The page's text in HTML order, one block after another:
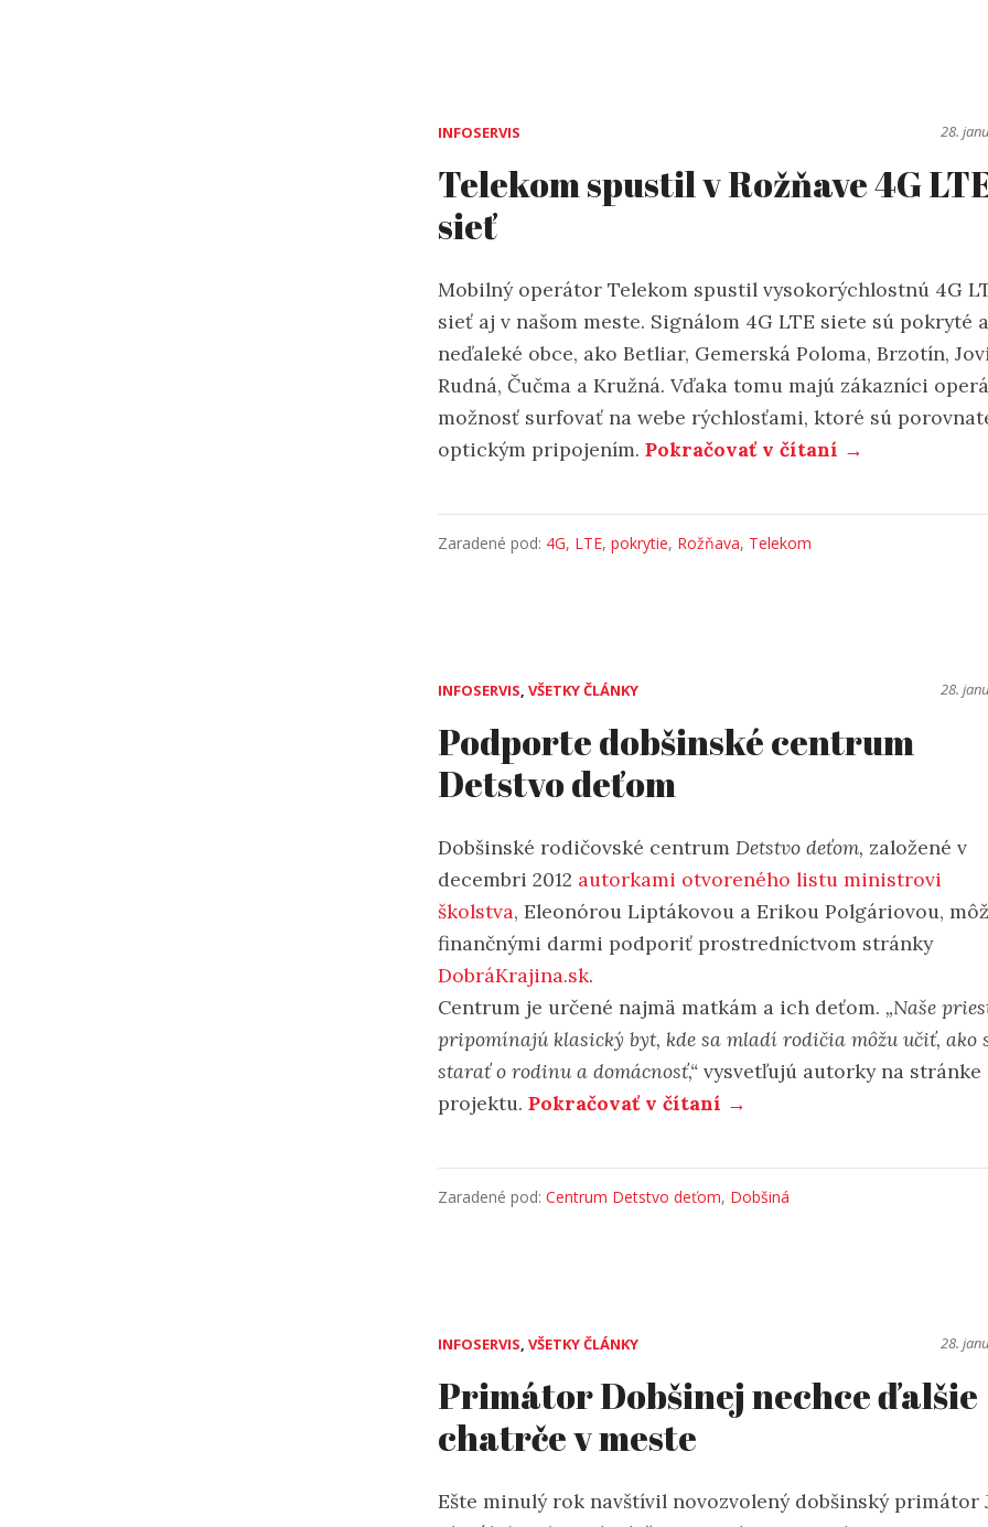
INFOSERVIS 28.
Telekom spustil v Rožňave 4G
sieť
Mobilný operátor Telekom spustil vysokorýchlostnú 4G
sieť aj v našom meste. Signálom 4G LTE siete sú pokryté
neďaleké obce, ako Betliar, Gemerská Poloma, Brzotín,
Rudná, Čučma a Kružná. Vďaka tomu majú zákazníci
možnosť surfovať na webe rýchlosťami, ktoré sú
optickým pripojením. Pokračovať v čítaní →
Zaradené pod: 4G, LTE, pokrytie, Rožňava, Telekom
INFOSERVIS, VŠETKY ČLÁNKY 28.
Podporte dobšinské centrum
Detstvo deťom
Dobšinské rodičovské centrum Detstvo deťom, založené v
decembri 2012 autorkami otvoreného listu ministrovi
školstva, Eleonórou Liptákovou a Erikou Polgáriovou,
finančnými darmi podporiť prostredníctvom stránky
DobráKrajina.sk.
Centrum je určené najmä matkám a ich deťom. „Naše
pripomínajú klasický byt, kde sa mladí rodičia môžu učiť, ako
starať o rodinu a domácnosť,“ vysvetľujú autorky na stránke
projektu. Pokračovať v čítaní →
Zaradené pod: Centrum Detstvo deťom, Dobšiná
INFOSERVIS, VŠETKY ČLÁNKY 28.
Primátor Dobšinej nechce ďalšie
chatrče v meste
Ešte minulý rok navštívil novozvolený dobšinský primátor